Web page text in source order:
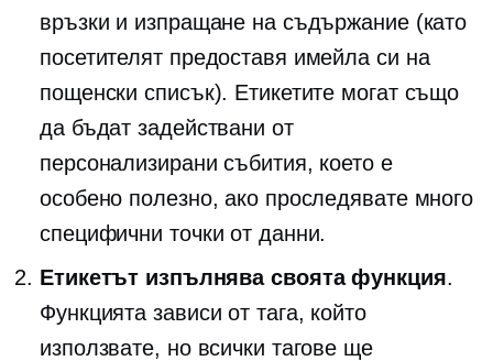
връзки и изпращане на съдържание (като
посетителят предоставя имейла си на
пощенски списък). Етикетите могат също
да бъдат задействани от
персонализирани събития, което е
особено полезно, ако проследявате много
специфични точки от данни.
Етикетът изпълнява своята функция.
Функцията зависи от тага, който
използвате, но всички тагове ще